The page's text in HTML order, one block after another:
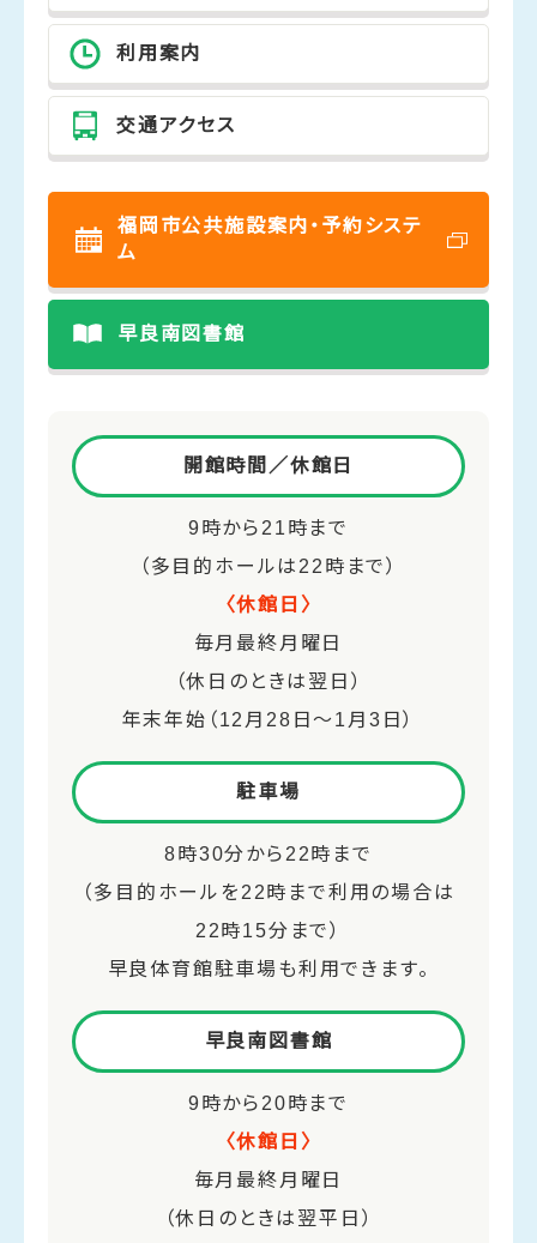
利用案内
交通アクセス
福岡市公共施設案内・予約システ
ム
早良南図書館
開館時間／休館日
9時から21時まで
（多目的ホールは22時まで）
〈休館日〉
毎月最終月曜日
（休日のときは翌日）
年末年始（12月28日～1月3日）
駐車場
8時30分から22時まで
（多目的ホールを22時まで利用の場合は
22時15分まで）
早良体育館駐車場も利用できます。
早良南図書館
9時から20時まで
〈休館日〉
毎月最終月曜日
（休日のときは翌平日）